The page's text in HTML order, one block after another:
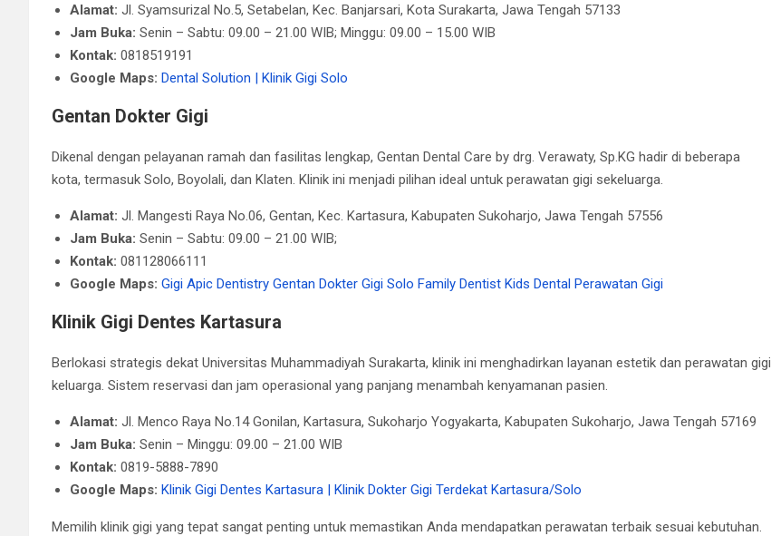
Alamat: Jl. Syamsurizal No.5, Setabelan, Kec. Banjarsari, Kota Surakarta, Jawa Tengah 57133
Jam Buka: Senin – Sabtu: 09.00 – 21.00 WIB; Minggu: 09.00 – 15.00 WIB​
Kontak: 0818519191
Google Maps: Dental Solution | Klinik Gigi Solo
Gentan Dokter Gigi
Dikenal dengan pelayanan ramah dan fasilitas lengkap, Gentan Dental Care by drg. Verawaty, Sp.KG hadir di beberapa
kota, termasuk Solo, Boyolali, dan Klaten. Klinik ini menjadi pilihan ideal untuk perawatan gigi sekeluarga.
Alamat: Jl. Mangesti Raya No.06, Gentan, Kec. Kartasura, Kabupaten Sukoharjo, Jawa Tengah 57556
Jam Buka: Senin – Sabtu: 09.00 – 21.00 WIB;
Kontak: 081128066111
Google Maps: Gigi Apic Dentistry Gentan Dokter Gigi Solo Family Dentist Kids Dental Perawatan Gigi
Klinik Gigi Dentes Kartasura
Berlokasi strategis dekat Universitas Muhammadiyah Surakarta, klinik ini menghadirkan layanan estetik dan perawatan gigi
keluarga. Sistem reservasi dan jam operasional yang panjang menambah kenyamanan pasien.
Alamat: Jl. Menco Raya No.14 Gonilan, Kartasura, Sukoharjo Yogyakarta, Kabupaten Sukoharjo, Jawa Tengah 57169
Jam Buka: Senin – Minggu: 09.00 – 21.00 WIB​
Kontak: 0819-5888-7890​
Google Maps: Klinik Gigi Dentes Kartasura | Klinik Dokter Gigi Terdekat Kartasura/Solo
Memilih klinik gigi yang tepat sangat penting untuk memastikan Anda mendapatkan perawatan terbaik sesuai kebutuhan.